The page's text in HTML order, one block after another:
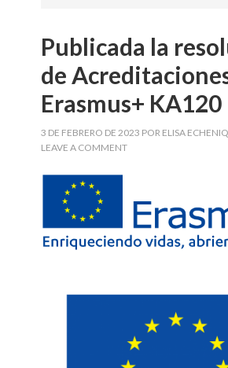
Publicada la
de
Erasmus+ KA120
3 DE FEBRERO DE 2023 POR ELISA
LEAVE A COMMENT